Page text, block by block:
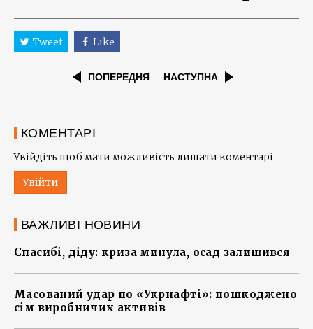
Tweet Like
ПОПЕРЕДНЯ НАСТУПНА
КОМЕНТАРІ
Увійдіть щоб мати можливість лишати коментарі
Увійти
ВАЖЛИВІ НОВИНИ
Спасибі, діду: криза минула, осад залишився
Масований удар по «Укрнафті»: пошкоджено
сім виробничих активів